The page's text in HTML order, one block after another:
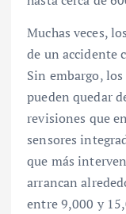
Muchas veces,
de un accidente
Sin embargo,
pueden quedar
revisiones que
sensores
que más
arrancan
entre 9,000 y